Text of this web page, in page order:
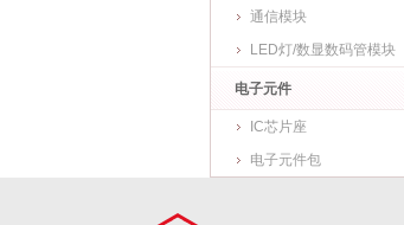
通信模块
LED灯/数显数码管模块
电子元件
IC芯片座
电子元件包